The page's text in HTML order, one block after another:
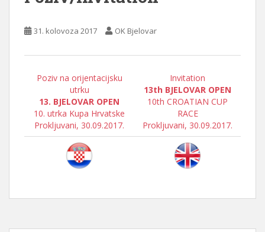
31. kolovoza 2017 OK Bjelovar
Poziv na orijentacijsku
utrku
13. BJELOVAR OPEN
10. utrka Kupa Hrvatske
Prokljuvani, 30.09.2017.
Invitation
13th BJELOVAR OPEN
10th CROATIAN CUP
RACE
Prokljuvani, 30.09.2017.